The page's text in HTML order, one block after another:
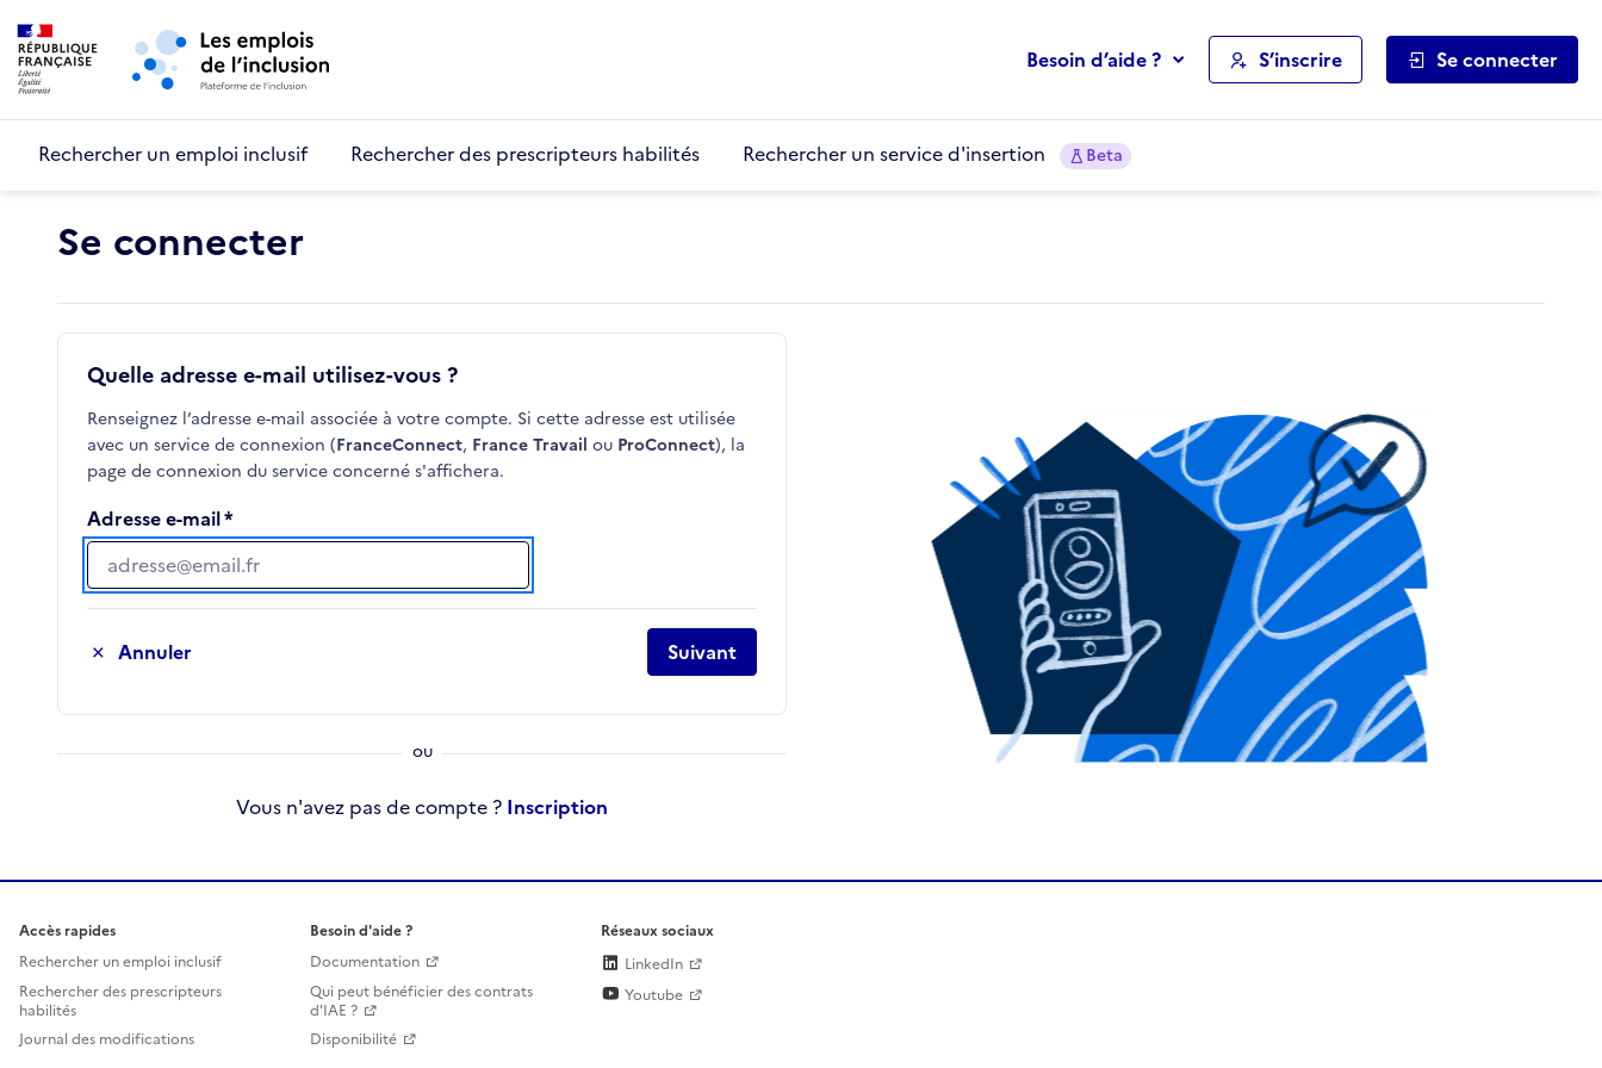
Aller au menu principal
Besoin d’aide ? S’inscrire Se connecter
Rechercher un emploi inclusif Rechercher des prescripteurs habilités Rechercher un service d'insertion Beta
Se connecter
Quelle adresse e-mail utilisez-vous ?
Renseignez l’adresse e-mail associée à votre compte. Si cette adresse est utilisée
avec un service de connexion (FranceConnect, France Travail ou ProConnect), la
page de connexion du service concerné s'affichera.
Adresse e-mail
Adresse e-mail
Annuler Suivant
Vous n'avez pas de compte ? Inscription
Accès rapides
Rechercher un emploi inclusif
Rechercher des prescripteurs
habilités
Journal des modifications
Besoin d'aide ?
Documentation
Qui peut bénéficier des contrats
d'IAE ?
Disponibilité
Réseaux sociaux
LinkedIn
Youtube